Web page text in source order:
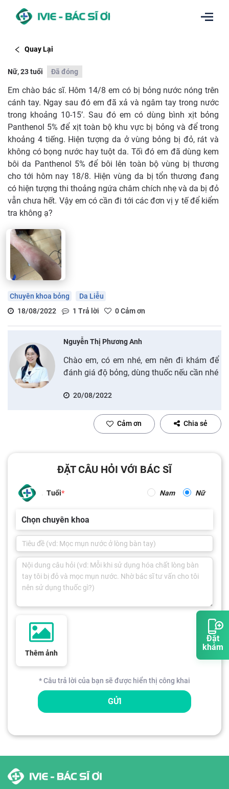
Đặt
khám
Quay Lại
Nữ, 23 tuổi Đã đóng
Em chào bác sĩ. Hôm 14/8 em có bị bỏng nước nóng trên
cánh tay. Ngay sau đó em đã xả và ngâm tay trong nước
trong khoảng 10-15’. Sau đó em có dùng bình xịt bỏng
Panthenol 5% để xịt toàn bộ khu vực bị bỏng và để trong
khoảng 4 tiếng. Hiện tượng da ở vùng bỏng bị đỏ, rát và
không có bọng nước hay tuột da. Tối đó em đã dùng kem
bôi da Panthenol 5% để bôi lên toàn bộ vùng bị thương
cho tới hôm nay 18/8. Hiện vùng da bị tổn thương đang
có hiện tượng thi thoảng ngứa châm chích nhẹ và da bị đỏ
vẫn chưa hết. Vậy em có cần đi tới các đơn vị y tế để kiểm
tra không ạ?
Chuyên khoa bỏng
Da Liễu
18/08/2022
1 Trả lời 0Cảm ơn
Nguyễn Thị Phương Anh
Chào em, có em nhé, em nên đi khám để
đánh giá độ bỏng, dùng thuốc nếu cần nhé
20/08/2022
Cảm ơn Chia sẻ
ĐẶT CÂU HỎI VỚI BÁC SĨ
Tuổi Nam Nữ
Chọn chuyên khoa
Thêm ảnh
* Câu trả lời của bạn sẽ được hiển thị công khai
GỬI